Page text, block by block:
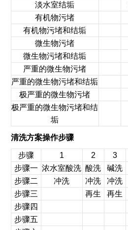
淡水室结垢
有机物污堵
有机物污堵和结垢
微生物污堵
微生物污堵和结垢
严重的微生物污堵
严重的微生物污堵和结垢
极严重的微生物污堵
极严重的微生物污堵和结
垢
清洗方案操作步骤
步骤 1 2 3
步骤一 浓水室酸洗 酸洗 碱洗
步骤二
冲洗 冲洗 冲洗
步骤三
再生 再生
步骤四
步骤五